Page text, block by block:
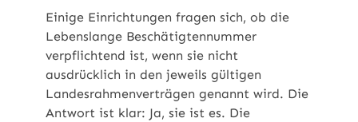
Einige Einrichtungen fragen sich, ob die
Lebenslange Beschätigtennummer
verpflichtend ist, wenn sie nicht
ausdrücklich in den jeweils gültigen
Landesrahmenverträgen genannt wird. Die
Antwort ist klar: Ja, sie ist es. Die